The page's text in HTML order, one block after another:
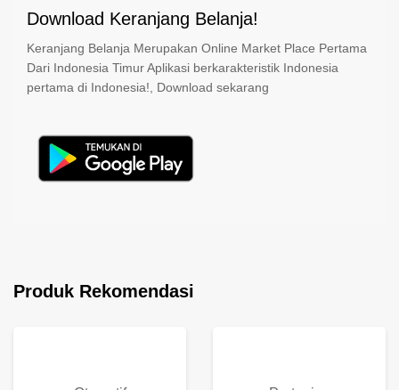
Download Keranjang Belanja!
Keranjang Belanja Merupakan Online Market Place Pertama
Dari Indonesia Timur Aplikasi berkarakteristik Indonesia
pertama di Indonesia!, Download sekarang
Produk Rekomendasi